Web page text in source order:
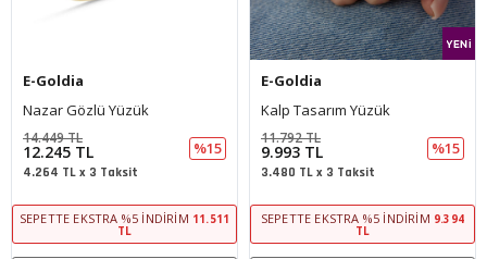
E-Goldia
Nazar Gözlü Yüzük
12.245 TL
14.449 TL
%15
4.264 TL x 3 Taksit
SEPETTE EKSTRA %5 İNDIRIM 11.511
TL
E-Goldia
Kalp Tasarım Yüzük
9.993 TL
11.792 TL
%15
3.480 TL x 3 Taksit
SEPETTE EKSTRA %5 İNDIRIM 9.394
TL